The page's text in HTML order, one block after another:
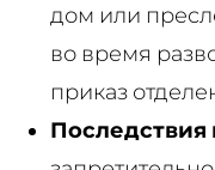
дом или
во время
приказ